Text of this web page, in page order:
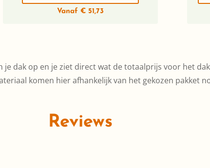
Vanaf € 51,73
je dak op en je ziet direct wat de totaalprijs voor het
komen hier afhankelijk van het gekozen pakket
Reviews